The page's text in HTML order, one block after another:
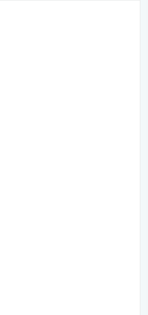
Formu
Öğrenci Topluluğu
Aksiyon Planları
Sistemi
Kimlik Kılavuzu
Kalite Standartları
Formu